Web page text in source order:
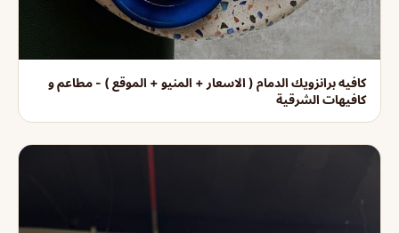
كافيه برانزويك الدمام ( الاسعار + المنيو + الموقع ) - مطاعم و
كافيهات الشرقية